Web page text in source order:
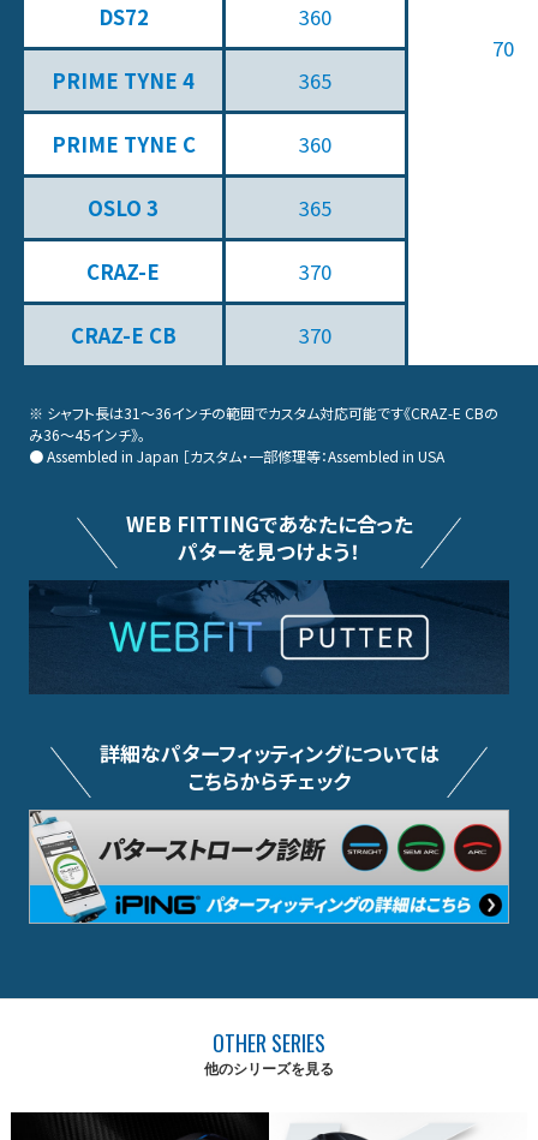
70
DS72 360
PRIME TYNE 4 365
PRIME TYNE C 360
OSLO 3 365
CRAZ-E 370
CRAZ-E CB 370
※ シャフト長は31～36インチの範囲でカスタム対応可能です《CRAZ-E CBの
み36～45インチ》。
● Assembled in Japan ［カスタム・一部修理等：Assembled in USA
WEB FITTINGであなたに合った
パターを見つけよう！
詳細なパターフィッティングについては
こちらからチェック
OTHER SERIES
他のシリーズを見る